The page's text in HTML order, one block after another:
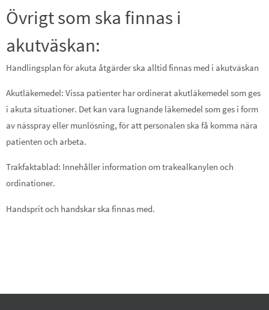
Övrigt som ska finnas i
akutväskan:
Handlingsplan för akuta åtgärder ska alltid finnas med i akutväskan
Akutläkemedel: Vissa patienter har ordinerat akutläkemedel som ges
i akuta situationer. Det kan vara lugnande läkemedel som ges i form
av nässpray eller munlösning, för att personalen ska få komma nära
patienten och arbeta.
Trakfaktablad: Innehåller information om trakealkanylen och
ordinationer.
Handsprit och handskar ska finnas med.